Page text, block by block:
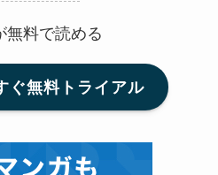
無料で読める
ぐ無料トライアル